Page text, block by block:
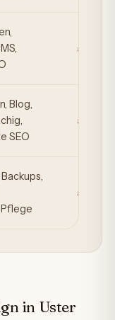
ab
Blog,
SEO
ab
ab
in Uster